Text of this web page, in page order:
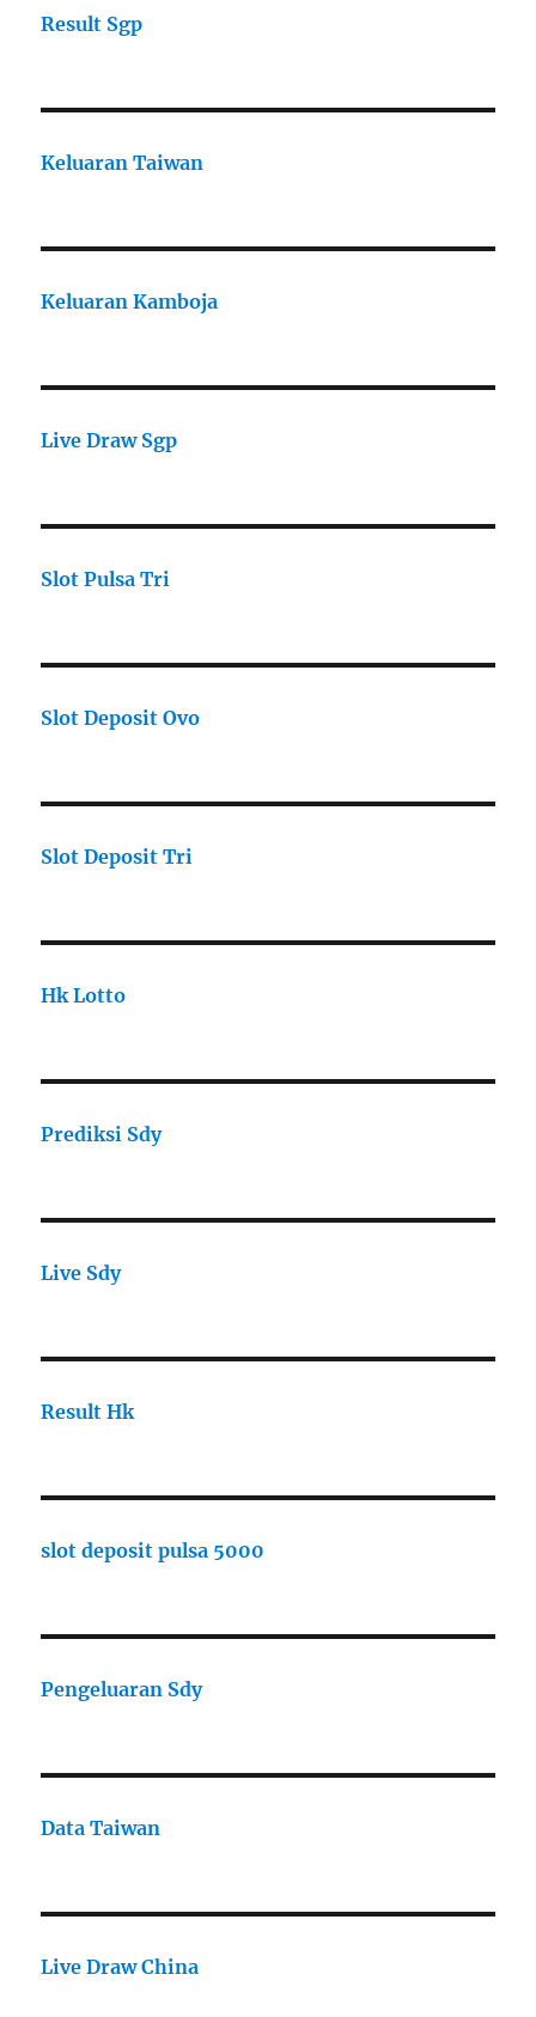
Result Sgp
Keluaran Taiwan
Keluaran Kamboja
Live Draw Sgp
Slot Pulsa Tri
Slot Deposit Ovo
Slot Deposit Tri
Hk Lotto
Prediksi Sdy
Live Sdy
Result Hk
slot deposit pulsa 5000
Pengeluaran Sdy
Data Taiwan
Live Draw China